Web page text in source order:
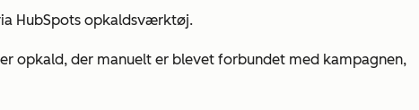
HubSpots opkaldsværktøj.
opkald, der manuelt er blevet forbundet med kampagnen,